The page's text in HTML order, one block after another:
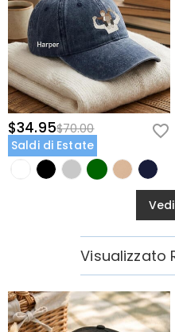
$34.95$70.00
Saldi di Estate
Visualizzato